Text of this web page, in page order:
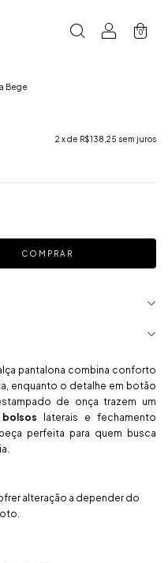
0
Bege
2 x de R$138,25 sem juros
pantalona combina conforto
enquanto o detalhe em botão
de onça trazem um
bolsos
laterais e fechamento
perfeita para quem busca
alteração a depender do